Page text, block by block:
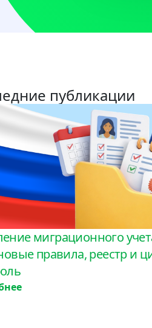
публикации
миграционного
правила, реестр и